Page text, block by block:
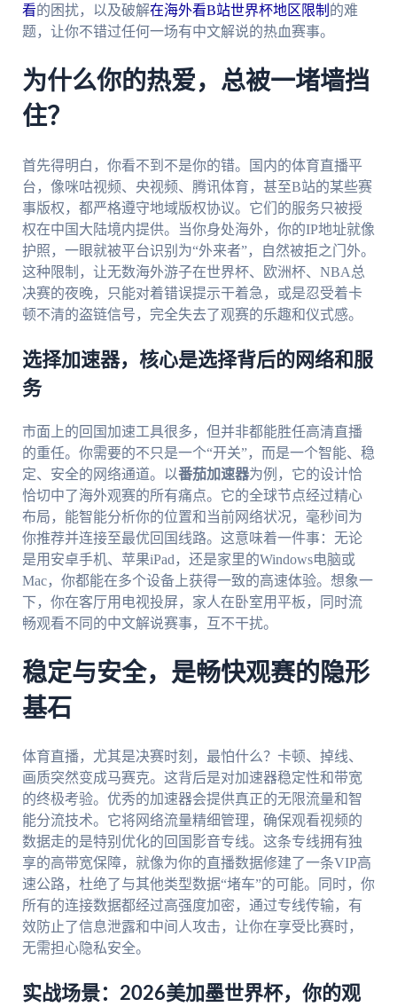
看的困扰，以及破解在海外看B站世界杯地区限制 的难
题，让你不错过任何一场有中文解说的热血赛事。
为什么你的热爱，总被一堵墙挡
住？
首先得明白，你看不到不是你的错。国内的体育直播平
台，像咪咕视频、央视频、腾讯体育，甚至B站的某些赛
事版权，都严格遵守地域版权协议。它们的服务只被授
权在中国大陆境内提供。当你身处海外，你的IP地址就像
护照，一眼就被平台识别为“外来者”，自然被拒之门外。
这种限制，让无数海外游子在世界杯、欧洲杯、NBA总
决赛的夜晚，只能对着错误提示干着急，或是忍受着卡
顿不清的盗链信号，完全失去了观赛的乐趣和仪式感。
选择加速器，核心是选择背后的网络和服
务
市面上的回国加速工具很多，但并非都能胜任高清直播
的重任。你需要的不只是一个“开关”，而是一个智能、稳
定、安全的网络通道。以番茄加速器为例，它的设计恰
恰切中了海外观赛的所有痛点。它的全球节点经过精心
布局，能智能分析你的位置和当前网络状况，毫秒间为
你推荐并连接至最优回国线路。这意味着一件事：无论
是用安卓手机、苹果iPad，还是家里的Windows电脑或
Mac，你都能在多个设备上获得一致的高速体验。想象一
下，你在客厅用电视投屏，家人在卧室用平板，同时流
畅观看不同的中文解说赛事，互不干扰。
稳定与安全，是畅快观赛的隐形
基石
体育直播，尤其是决赛时刻，最怕什么？卡顿、掉线、
画质突然变成马赛克。这背后是对加速器稳定性和带宽
的终极考验。优秀的加速器会提供真正的无限流量和智
能分流技术。它将网络流量精细管理，确保观看视频的
数据走的是特别优化的回国影音专线。这条专线拥有独
享的高带宽保障，就像为你的直播数据修建了一条VIP高
速公路，杜绝了与其他类型数据“堵车”的可能。同时，你
所有的连接数据都经过高强度加密，通过专线传输，有
效防止了信息泄露和中间人攻击，让你在享受比赛时，
无需担心隐私安全。
实战场景：2026美加墨世界杯，你的观